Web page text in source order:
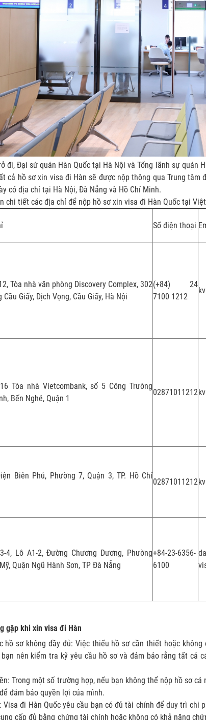
đi, Đại sứ quán Hàn Quốc tại Hà Nội và Tổng lãnh sự quán
cả hồ sơ xin visa đi Hàn sẽ được nộp thông qua Trung
có địa chỉ tại Hà Nội, Đà Nẵng và Hồ Chí Minh.
chi tiết các địa chỉ để nộp hồ sơ xin visa đi Hàn Quốc tại
Số điện thoại
Tòa nhà văn phòng Discovery Complex, 302
Cầu Giấy, Dịch Vọng, Cầu Giấy, Hà Nội
(+84) 24
7100 1212
Tòa nhà Vietcombank, số 5 Công Trường
Bến Nghé, Quận 1
02871011212
Biên Phủ, Phường 7, Quận 3, TP. Hồ Chí
02871011212
4, Lô A1-2, Đường Chương Dương, Phường
Quận Ngũ Hành Sơn, TP Đà Nẵng
+84-23-6356-
6100
gặp khi xin visa đi Hàn
hồ sơ không đầy đủ: Việc thiếu hồ sơ cần thiết hoặc
nên kiểm tra kỹ yêu cầu hồ sơ và đảm bảo rằng tất cả
Trong một số trường hợp, nếu bạn không thể nộp hồ sơ
đảm bảo quyền lợi của mình.
Visa đi Hàn Quốc yêu cầu bạn có đủ tài chính để duy trì
cấp đủ bằng chứng tài chính hoặc không có khả năng